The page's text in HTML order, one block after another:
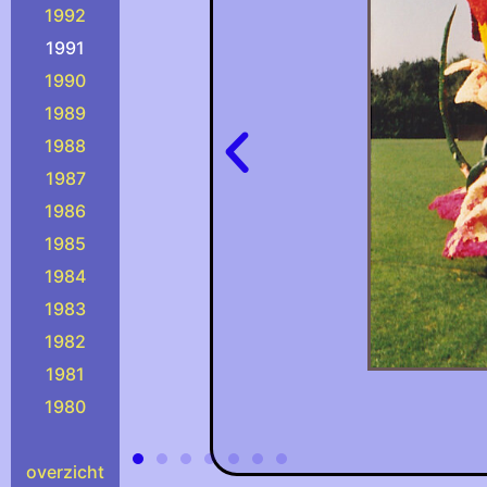
1992
1991
1990
1989
1988
1987
1986
1985
1984
1983
1982
1981
1980
overzicht